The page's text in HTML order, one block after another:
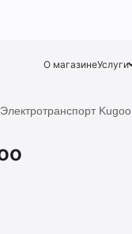
О магазинеУслуги
Электротранспорт Kugoo